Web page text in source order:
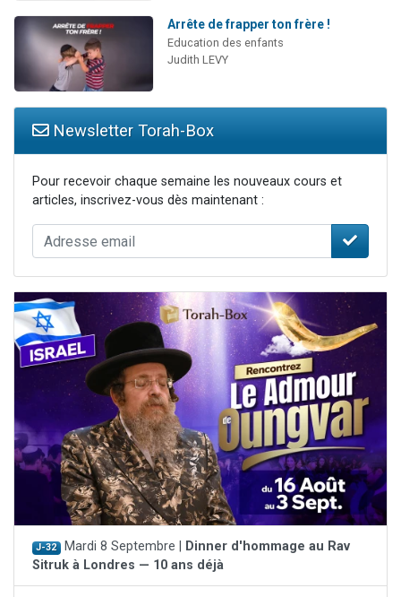
Arrête de frapper ton frère !
Education des enfants
Judith LEVY
Newsletter Torah-Box
Pour recevoir chaque semaine les nouveaux cours et
articles, inscrivez-vous dès maintenant :
J-32 Mardi 8 Septembre |
Dinner d'hommage au Rav
Sitruk à Londres — 10 ans déjà